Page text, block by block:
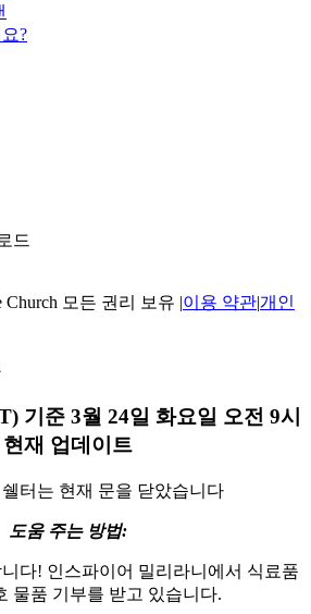
?
드
Church 모든 권리 보유 |이용 약관|개인
기준 3월 24일 화요일 오전 9시
현재 업데이트
터는 현재 문을 닫았습니다
도움 주는 방법:
다! 인스파이어 밀리라니에서 식료품
물품 기부를 받고 있습니다.